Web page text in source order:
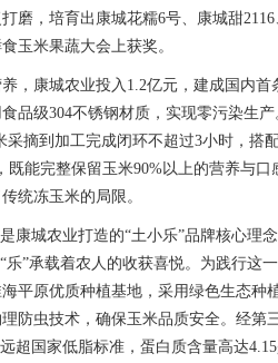
磨，培育出康城花糯6号、康城甜
玉米果蔬大会上获奖。
，康城农业投入1.2亿元，建成国内首
品级304不锈钢材质，实现零污染生
采摘到加工完成闭环不超过3小时，搭
既能完整保留玉米90%以上的营养与口
统冻玉米的局限。
康城农业打造的“土小乐”品牌核心理
乐”承载着农人的收获喜悦。为践行这
平原优质种植基地，采用绿色生态种
防虫技术，确保玉米品质安全。经第
超国家低脂标准，蛋白质含量高达